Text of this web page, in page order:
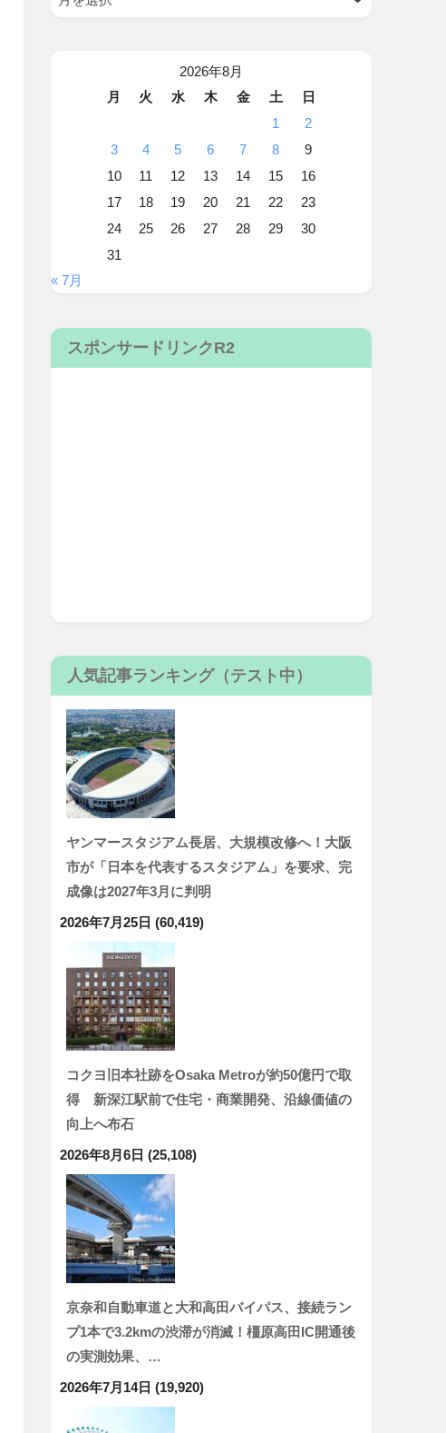
2026年8月
月
火 水 木 金 土
日
1
2
3
4 5 6 7 8
9
10
11 12 13 14 15
16
17
18 19 20 21 22
23
24
25 26 27 28 29
30
31
« 7月
スポンサードリンクR2
人気記事ランキング（テスト中）
ヤンマースタジアム長居、大規模改修へ！大阪
市が「日本を代表するスタジアム」を要求、完
成像は2027年3月に判明
2026年7月25日 (60,419)
コクヨ旧本社跡をOsaka Metroが約50億円で取
得 新深江駅前で住宅・商業開発、沿線価値の
向上へ布石
2026年8月6日 (25,108)
京奈和自動車道と大和高田バイパス、接続ラン
プ1本で3.2kmの渋滞が消滅！橿原高田IC開通後
の実測効果、…
2026年7月14日 (19,920)